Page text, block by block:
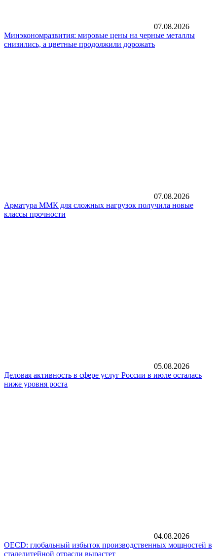
07.08.2026
Минэкономразвития: мировые цены на черные металлы
снизились, а цветные продолжили дорожать
07.08.2026
Арматура ММК для сложных нагрузок получила новые
классы прочности
05.08.2026
Деловая активность в сфере услуг России в июле осталась
ниже уровня роста
04.08.2026
OECD: глобальный избыток производственных мощностей в
сталелитейной отрасли вырастет